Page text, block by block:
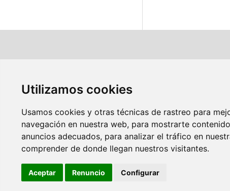
Utilizamos cookies
Usamos cookies y otras técnicas de rastreo para
navegación en nuestra web, para mostrarte
anuncios adecuados, para analizar el tráfico en
comprender de donde llegan nuestros visitantes.
Aceptar Renuncio Configurar